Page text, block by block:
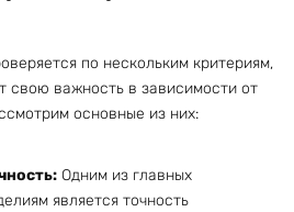
по нескольким критериям,
свою важность в зависимости от
основные из них:
Одним из главных
является точность